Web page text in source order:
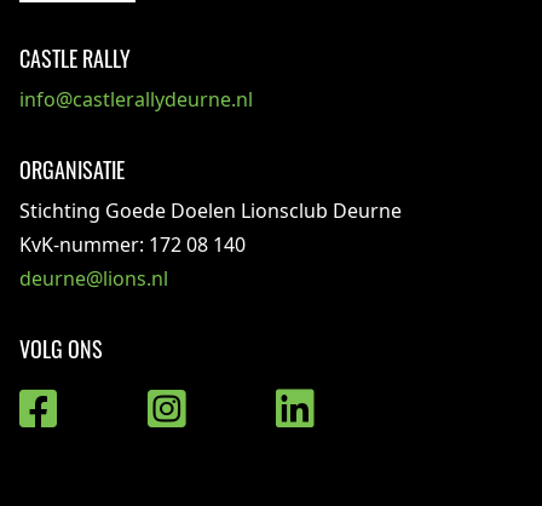
CASTLE RALLY
info@castlerallydeurne.nl
ORGANISATIE
Stichting Goede Doelen Lionsclub Deurne
KvK-nummer: 172 08 140
deurne@lions.nl
VOLG ONS